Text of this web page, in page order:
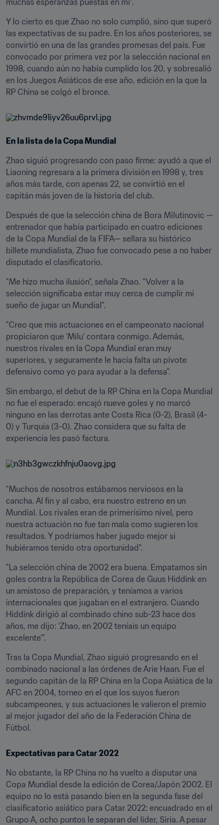
muchas esperanzas puestas en mí".
Y lo cierto es que Zhao no solo cumplió, sino que superó
las expectativas de su padre. En los años posteriores, se
convirtió en una de las grandes promesas del país. Fue
convocado por primera vez por la selección nacional en
1998, cuando aún no había cumplido los 20, y sobresalió
en los Juegos Asiáticos de ese año, edición en la que la
RP China se colgó el bronce.
En la lista de la Copa Mundial
Zhao siguió progresando con paso firme: ayudó a que el
Liaoning regresara a la primera división en 1998 y, tres
años más tarde, con apenas 22, se convirtió en el
capitán más joven de la historia del club.
Después de que la selección china de Bora Milutinovic —
entrenador que había participado en cuatro ediciones
de la Copa Mundial de la FIFA— sellara su histórico
billete mundialista, Zhao fue convocado pese a no haber
disputado el clasificatorio.
"Me hizo mucha ilusión", señala Zhao. "Volver a la
selección significaba estar muy cerca de cumplir mi
sueño de jugar un Mundial".
"Creo que mis actuaciones en el campeonato nacional
propiciaron que ‘Milu’ contara conmigo. Además,
nuestros rivales en la Copa Mundial eran muy
superiores, y seguramente le hacía falta un pivote
defensivo como yo para ayudar a la defensa".
Sin embargo, el debut de la RP China en la Copa Mundial
no fue el esperado: encajó nueve goles y no marcó
ninguno en las derrotas ante Costa Rica (0-2), Brasil (4-
0) y Turquía (3-0). Zhao considera que su falta de
experiencia les pasó factura.
"Muchos de nosotros estábamos nerviosos en la
cancha. Al fin y al cabo, era nuestro estreno en un
Mundial. Los rivales eran de primerísimo nivel, pero
nuestra actuación no fue tan mala como sugieren los
resultados. Y podríamos haber jugado mejor si
hubiéramos tenido otra oportunidad".
"La selección china de 2002 era buena. Empatamos sin
goles contra la República de Corea de Guus Hiddink en
un amistoso de preparación, y teníamos a varios
internacionales que jugaban en el extranjero. Cuando
Hiddink dirigió al combinado chino sub-23 hace dos
años, me dijo: ‘Zhao, en 2002 teníais un equipo
excelente’".
Tras la Copa Mundial, Zhao siguió progresando en el
combinado nacional a las órdenes de Arie Haan. Fue el
segundo capitán de la RP China en la Copa Asiática de la
AFC en 2004, torneo en el que los suyos fueron
subcampeones, y sus actuaciones le valieron el premio
al mejor jugador del año de la Federación China de
Fútbol.
Expectativas para Catar 2022
No obstante, la RP China no ha vuelto a disputar una
Copa Mundial desde la edición de Corea/Japón 2002. El
equipo no lo está pasando bien en la segunda fase del
clasificatorio asiático para Catar 2022: encuadrado en el
Grupo A, ocho puntos le separan del líder, Siria. A pesar